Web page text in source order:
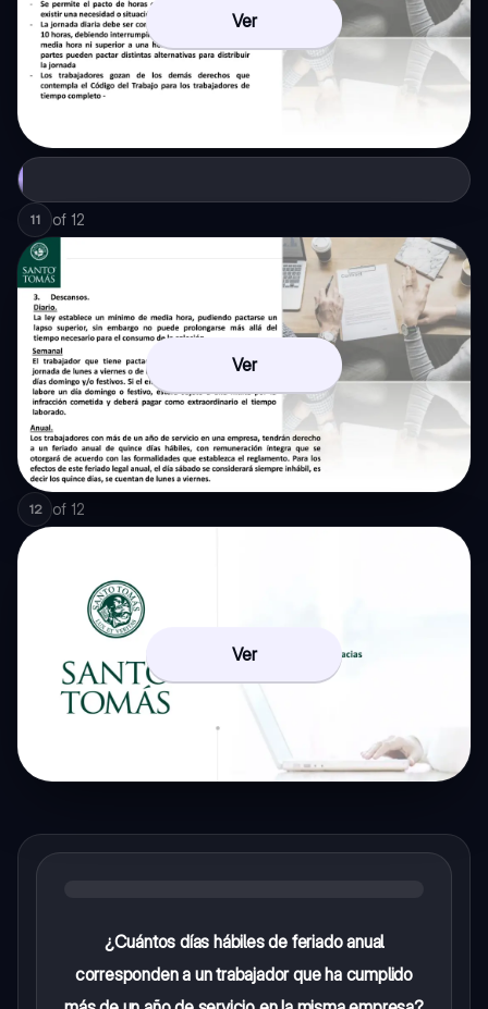
Ver
11 of 12
Ver
12 of 12
Ver
¿Cuántos días hábiles de feriado anual
corresponden a un trabajador que ha cumplido